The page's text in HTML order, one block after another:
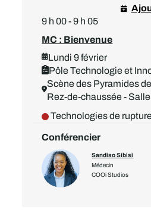
9 h 00 - 9 h 05
MC : Bienvenue
Lundi 9 février
Pôle Technologie et
Scène des Pyramides
Rez-de-chaussée -
Technologies de
Conférencier
Sandiso Sibisi
Médecin
COOi Studios